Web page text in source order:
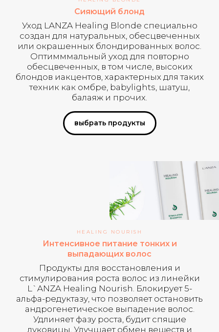
Сияющий блонд
Уход LANZA Healing Blonde специально
создан для натуральных, обесцвеченных
или окрашенных блондированных волос.
Оптимммальный уход для повторно
обесцвеченных, в том числе, высоких
блондов иакцентов, характерных для таких
техник как омбре, babylights, шатуш,
балаяж и прочих.
выбрать продукты
HEALING NOURISH
Интенсивное питание тонких и
выпадающих волос
Продукты для восстановления и
стимулирования роста волос из линейки
L`ANZA Healing Nourish. Блокирует 5-
альфа-редуктазу, что позволяет остановить
андрогенетическое выпадение волос.
Удлиняет фазу роста, будит спящие
луковицы. Улучшает обмен веществ и